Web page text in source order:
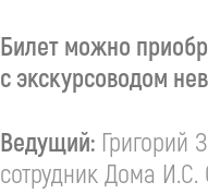
Билет можно
с экскурсоводом
Ведущий: Григорий
сотрудник Дома И.С.